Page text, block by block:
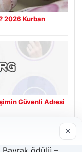
2026 Kurban
Güvenli Adresi
×